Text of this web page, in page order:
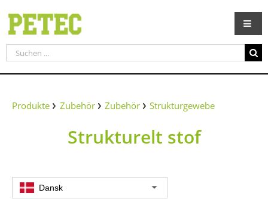
Inhalt
springen
Suche
nach:
Produkte Zubehör Zubehör Strukturgewebe
Strukturelt stof
Dansk